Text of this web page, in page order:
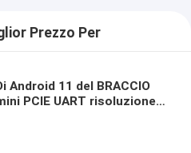
Prezzo Per
Android 11 del BRACCIO
PCIE UART risoluzione